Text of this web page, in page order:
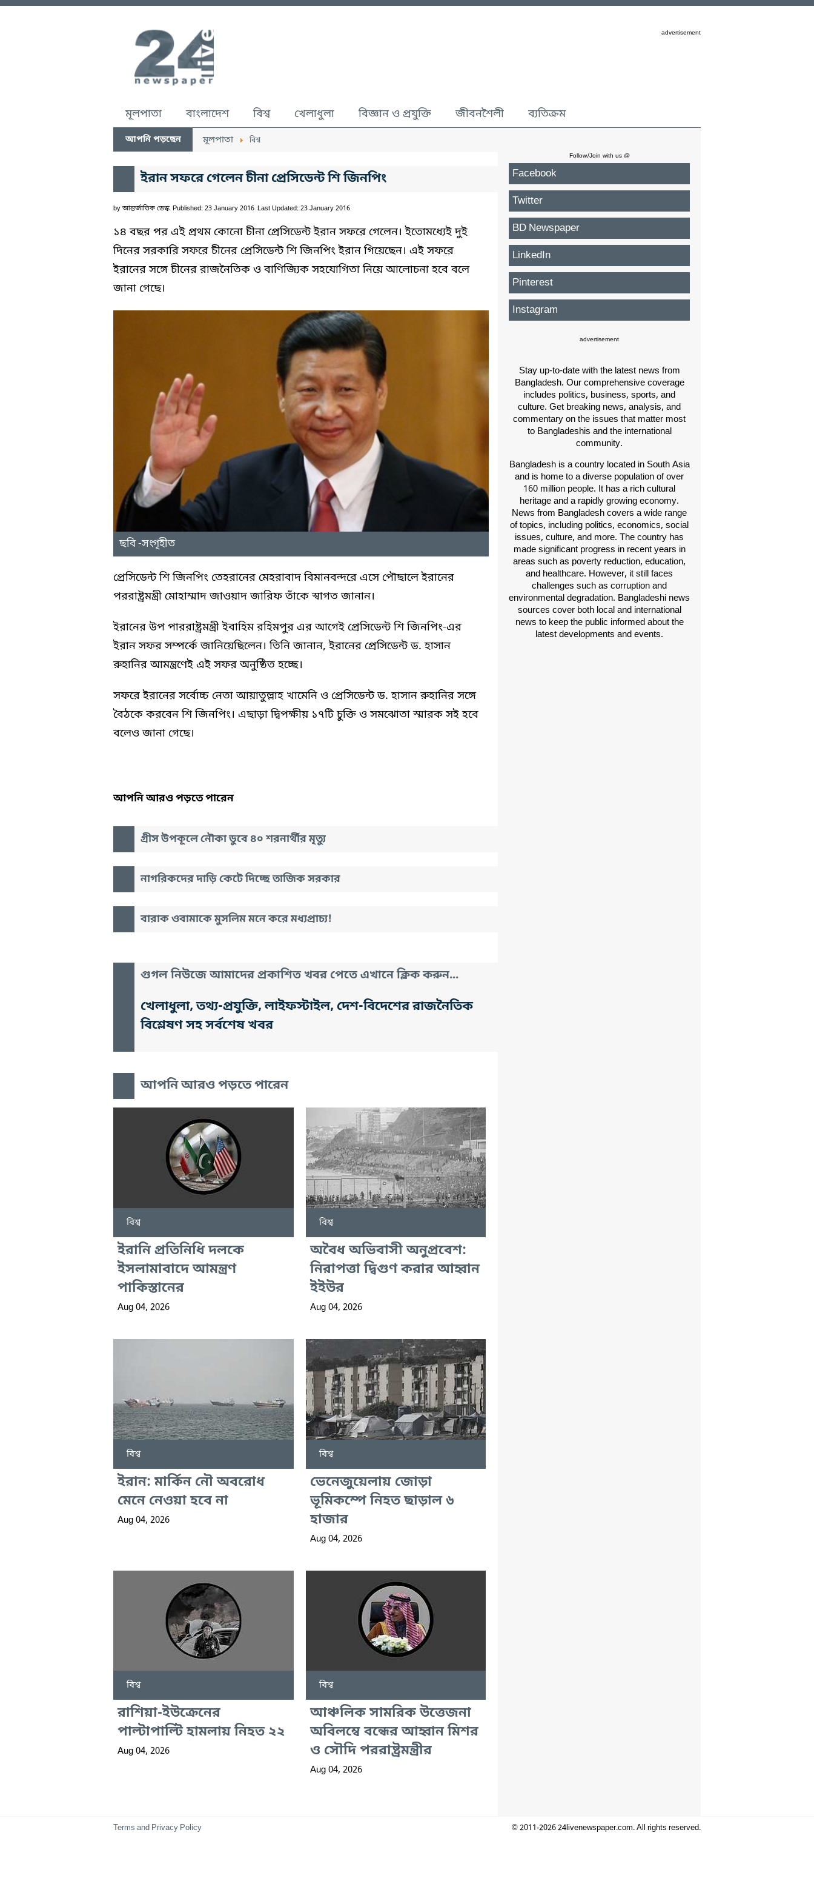
advertisement
মূলপাতা বাংলাদেশ বিশ্ব খেলাধুলা বিজ্ঞান ও প্রযুক্তি জীবনশৈলী ব্যতিক্রম
আপনি পড়ছেন মূলপাতা বিশ্ব
ইরান সফরে গেলেন চীনা প্রেসিডেন্ট শি জিনপিং
by আন্তর্জাতিক ডেস্ক Published: 23 January 2016 Last Updated: 23 January 2016
১৪ বছর পর এই প্রথম কোনো চীনা প্রেসিডেন্ট ইরান সফরে গেলেন। ইতোমধ্যেই দুই
দিনের সরকারি সফরে চীনের প্রেসিডেন্ট শি জিনপিং ইরান গিয়েছেন। এই সফরে
ইরানের সঙ্গে চীনের রাজনৈতিক ও বাণিজ্যিক সহযোগিতা নিয়ে আলোচনা হবে বলে
জানা গেছে।
ছবি -সংগৃহীত
প্রেসিডেন্ট শি জিনপিং তেহরানের মেহরাবাদ বিমানবন্দরে এসে পৌছালে ইরানের
পররাষ্ট্রমন্ত্রী মোহাম্মাদ জাওয়াদ জারিফ তাঁকে স্বাগত জানান।
ইরানের উপ পাররাষ্ট্রমন্ত্রী ইবাহিম রহিমপুর এর আগেই প্রেসিডেন্ট শি জিনপিং-এর
ইরান সফর সম্পর্কে জানিয়েছিলেন। তিনি জানান, ইরানের প্রেসিডেন্ট ড. হাসান
রুহানির আমন্ত্রণেই এই সফর অনুষ্ঠিত হচ্ছে।
সফরে ইরানের সর্বোচ্চ নেতা আয়াতুল্লাহ খামেনি ও প্রেসিডেন্ট ড. হাসান রুহানির সঙ্গে
বৈঠকে করবেন শি জিনপিং। এছাড়া দ্বিপক্ষীয় ১৭টি চুক্তি ও সমঝোতা স্মারক সই হবে
বলেও জানা গেছে।
আপনি আরও পড়তে পারেন
গ্রীস উপকূলে নৌকা ডুবে ৪০ শরনার্থীর মৃত্যু
নাগরিকদের দাড়ি কেটে দিচ্ছে তাজিক সরকার
বারাক ওবামাকে মুসলিম মনে করে মধ্যপ্রাচ্য!
গুগল নিউজে আমাদের প্রকাশিত খবর পেতে এখানে ক্লিক করুন...
খেলাধুলা, তথ্য-প্রযুক্তি, লাইফস্টাইল, দেশ-বিদেশের রাজনৈতিক
বিশ্লেষণ সহ সর্বশেষ খবর
আপনি আরও পড়তে পারেন
বিশ্ব
ইরানি প্রতিনিধি দলকে
ইসলামাবাদে আমন্ত্রণ
পাকিস্তানের
Aug 04, 2026
বিশ্ব
অবৈধ অভিবাসী অনুপ্রবেশ:
নিরাপত্তা দ্বিগুণ করার আহ্বান
ইইউর
Aug 04, 2026
বিশ্ব
ইরান: মার্কিন নৌ অবরোধ
মেনে নেওয়া হবে না
Aug 04, 2026
বিশ্ব
ভেনেজুয়েলায় জোড়া
ভূমিকম্পে নিহত ছাড়াল ৬
হাজার
Aug 04, 2026
বিশ্ব
রাশিয়া-ইউক্রেনের
পাল্টাপাল্টি হামলায় নিহত ২২
Aug 04, 2026
বিশ্ব
আঞ্চলিক সামরিক উত্তেজনা
অবিলম্বে বন্ধের আহ্বান মিশর
ও সৌদি পররাষ্ট্রমন্ত্রীর
Aug 04, 2026
Follow/Join with us @
Facebook
Twitter
BD Newspaper
LinkedIn
Pinterest
Instagram
advertisement
Stay up-to-date with the latest news from
Bangladesh. Our comprehensive coverage
includes politics, business, sports, and
culture. Get breaking news, analysis, and
commentary on the issues that matter most
to Bangladeshis and the international
community.
Bangladesh is a country located in South Asia
and is home to a diverse population of over
160 million people. It has a rich cultural
heritage and a rapidly growing economy.
News from Bangladesh covers a wide range
of topics, including politics, economics, social
issues, culture, and more. The country has
made significant progress in recent years in
areas such as poverty reduction, education,
and healthcare. However, it still faces
challenges such as corruption and
environmental degradation. Bangladeshi news
sources cover both local and international
news to keep the public informed about the
latest developments and events.
Terms and Privacy Policy © 2011-2026 24livenewspaper.com. All rights reserved.